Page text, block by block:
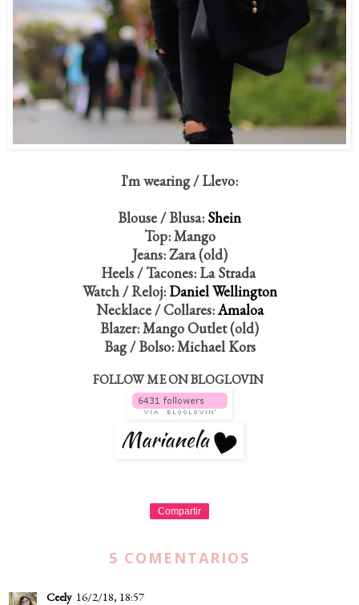
I'm wearing / Llevo:
Blouse / Blusa: Shein
Top: Mango
Jeans: Zara (old)
Heels / Tacones: La Strada
Watch / Reloj: Daniel Wellington
Necklace / Collares:Amaloa
Blazer: Mango Outlet (old)
Bag / Bolso: Michael Kors
FOLLOW ME ON BLOGLOVIN
Compartir
5 COMENTARIOS
Ceely 16/2/18, 18:57